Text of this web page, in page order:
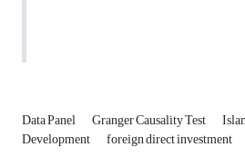
Data Panel Granger Causality Test
Development foreign direct investment